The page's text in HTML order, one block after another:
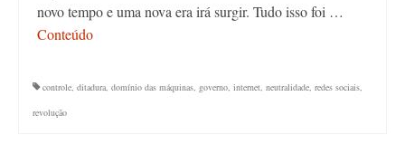
novo tempo e uma nova era irá surgir. Tudo isso foi …
Conteúdo
controle, ditadura, domínio das máquinas, governo, internet, neutralidade, redes sociais,
revolução